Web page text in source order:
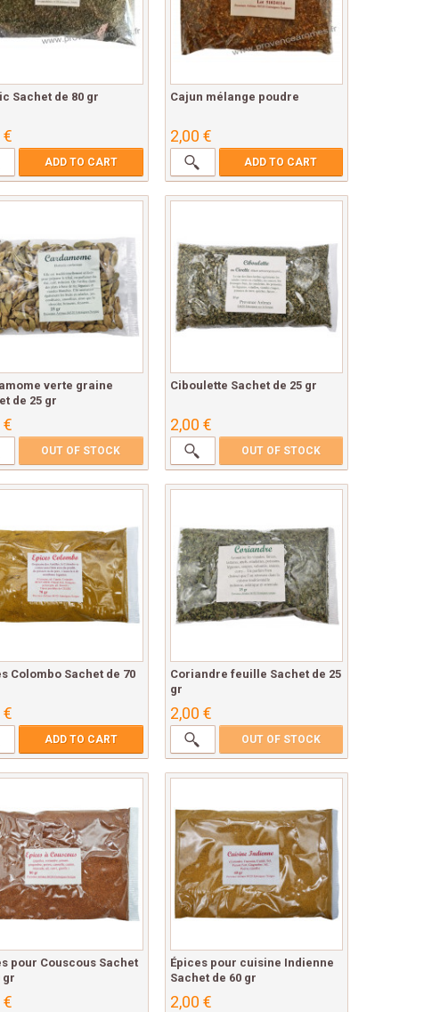
Sachet de 80 gr
€
ADD TO CART
Cajun mélange poudre
2,00 €
ADD TO CART
verte graine
de 25 gr
€
OUT OF STOCK
Ciboulette Sachet de 25 gr
2,00 €
OUT OF STOCK
Colombo Sachet de 70
€
ADD TO CART
Coriandre feuille Sachet de 25
gr
2,00 €
OUT OF STOCK
pour Couscous Sachet
gr
€
Épices pour cuisine Indienne
Sachet de 60 gr
2,00 €